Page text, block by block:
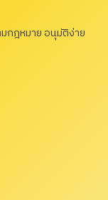
กฎหมาย อนุมัติง่าย